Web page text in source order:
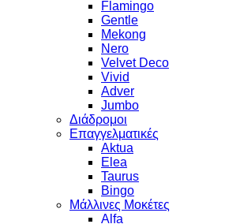
Flamingo
Gentle
Mekong
Nero
Velvet Deco
Vivid
Adver
Jumbo
Διάδρομοι
Επαγγελματικές
Aktua
Elea
Taurus
Bingo
Μάλλινες Μοκέτες
Alfa